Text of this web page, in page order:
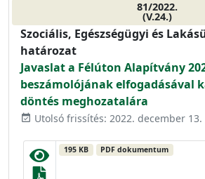
81/2022.
(V.24.)
Szociális, Egészségügyi és
határozat
Javaslat a Félúton Alapítvány
beszámolójának elfogadásával
döntés meghozatalára
event_available Utolsó frissítés: 2022. december 13.
195 KB PDF dokumentum